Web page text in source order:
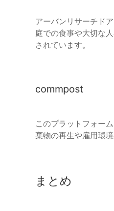
アーバンリサーチド
庭での食事や大切な
されています。
commpost
このプラットフォー
棄物の再生や雇用環
まとめ